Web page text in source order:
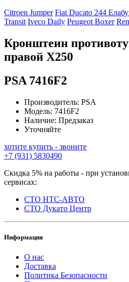
Citroen Jumper Fiat Ducato 244
Transit Iveco Daily Peugeot Boxer
Кронштеин
правой Х250
PSA 7416F2
Производитель: PSA
Модель: 7416F2
Наличие: Предзаказ
Уточняйте
хотите купить - звоните
+7 (931) 5830490
Скидка 5% на работы - при
сервисах:
СТО НТС-АВТО
СТО Дукато Центр
Информация
О нас
Доставка
Политика Безопасности